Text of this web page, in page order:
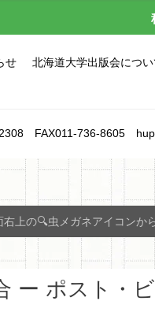
せ 北海道大学出版会につ
FAX011-736-8605
上の🔍虫メガネアイコンか
ー ポスト・